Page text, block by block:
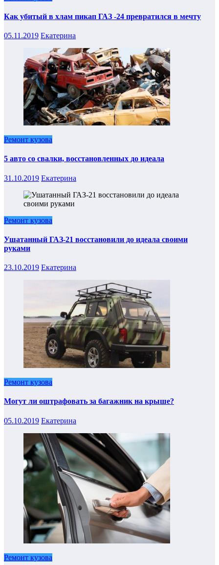
Как убитый в хлам пикап ГАЗ -24 превратился в мечту
05.11.2019 Екатерина
Ремонт кузова
5 авто со свалки, восстановленных до идеала
31.10.2019 Екатерина
Ремонт кузова
Ушатанный ГАЗ-21 восстановили до идеала своими
руками
23.10.2019 Екатерина
Ремонт кузова
Могут ли оштрафовать за багажник на крыше?
05.10.2019 Екатерина
Ремонт кузова